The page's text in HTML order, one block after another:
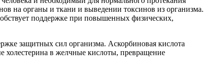
на органы и ткани и выведении токсинов из организма.
поддержке при повышенных физических,
защитных сил организма. Аскорбиновая кислота
холестерина в желчные кислоты, превращение